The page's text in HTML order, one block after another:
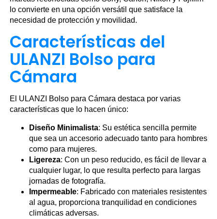
lo convierte en una opción versátil que satisface la
necesidad de protección y movilidad.
Características del
ULANZI Bolso para
Cámara
El ULANZI Bolso para Cámara destaca por varias
características que lo hacen único:
Diseño Minimalista: Su estética sencilla permite
que sea un accesorio adecuado tanto para hombres
como para mujeres.
Ligereza: Con un peso reducido, es fácil de llevar a
cualquier lugar, lo que resulta perfecto para largas
jornadas de fotografía.
Impermeable: Fabricado con materiales resistentes
al agua, proporciona tranquilidad en condiciones
climáticas adversas.